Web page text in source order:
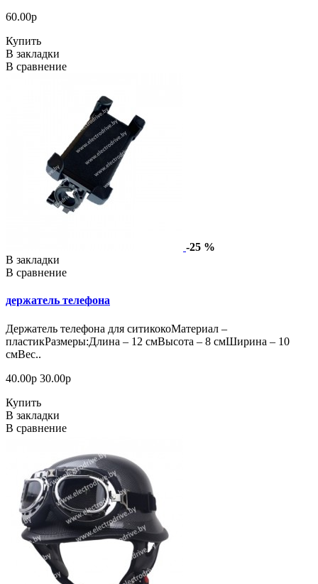
60.00р
Купить
В закладки
В сравнение
-25 %
В закладки
В сравнение
держатель телефона
Держатель телефона для ситикокоМатериал –
пластикРазмеры:Длина – 12 смВысота – 8 смШирина – 10
смВес..
40.00р 30.00р
Купить
В закладки
В сравнение